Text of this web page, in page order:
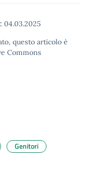
04.03.2025
questo articolo è
Commons
Genitori